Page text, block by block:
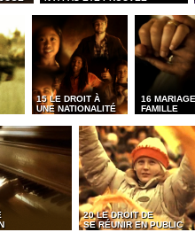
15 LE DROIT À
UNE NATIONALITÉ
16
FAMILLE
20 LE DROIT DE
SE RÉUNIR EN PUBLIC